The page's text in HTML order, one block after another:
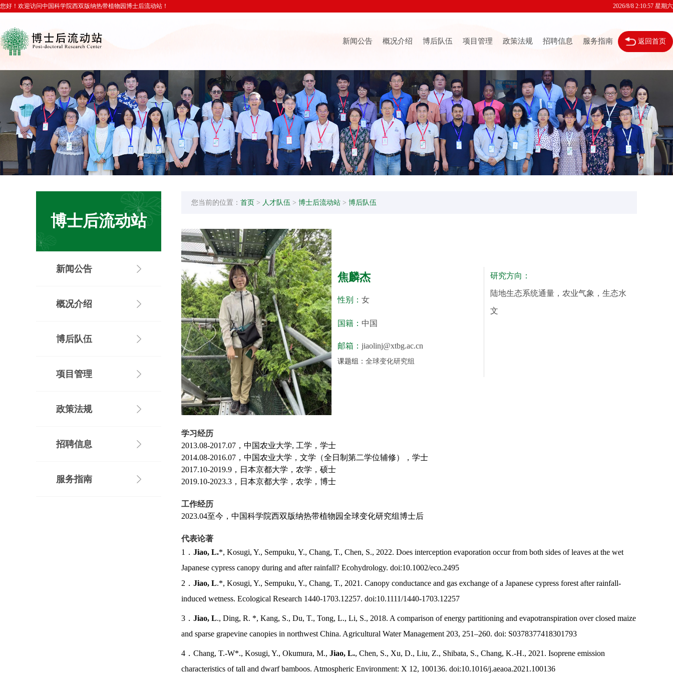
您好！欢迎访问中国科学院西双版纳热带植物园博士后流动站！ 2026/8/8 2:10:58 星期六
新闻公告 概况介绍 博后队伍 项目管理 政策法规 招聘信息 服务指南 返回首页
博士后流动站
新闻公告
概况介绍
博后队伍
项目管理
政策法规
招聘信息
服务指南
您当前的位置： 首页 > 人才队伍 > 博士后流动站 > 博后队伍
焦麟杰
性别： 女
国籍： 中国
邮箱： jiaolinj@xtbg.ac.cn
课题组： 全球变化研究组
研究方向：
陆地生态系统通量，农业气象，生态水
文
学习经历
2013.08-2017.07 ，中国农业大学, 工学，学士
2014.08-2016.07 ，中国农业大学，文学（全日制第二学位辅修），学士
2017.10-2019.9 ，日本京都大学，农学，硕士
2019.10-2023.3 ，日本京都大学，农学，博士
工作经历
2023.04至今，中国科学院西双版纳热带植物园全球变化研究组博士后
代表论著
1 ． Jiao, L.*, Kosugi, Y., Sempuku, Y., Chang, T., Chen, S., 2022. Does interception evaporation occur from both sides of leaves at the wet
Japanese cypress canopy during and after rainfall? Ecohydrology. doi:10.1002/eco.2495
2 ． Jiao, L.*, Kosugi, Y., Sempuku, Y., Chang, T., 2021. Canopy conductance and gas exchange of a Japanese cypress forest after rainfall‐
induced wetness. Ecological Research 1440-1703.12257. doi:10.1111/1440-1703.12257
3 ． Jiao, L., Ding, R. *, Kang, S., Du, T., Tong, L., Li, S., 2018. A comparison of energy partitioning and evapotranspiration over closed maize
and sparse grapevine canopies in northwest China. Agricultural Water Management 203, 251–260. doi: S0378377418301793
4 ． Chang, T.-W*., Kosugi, Y., Okumura, M., Jiao, L., Chen, S., Xu, D., Liu, Z., Shibata, S., Chang, K.-H., 2021. Isoprene emission
characteristics of tall and dwarf bamboos. Atmospheric Environment: X 12, 100136. doi:10.1016/j.aeaoa.2021.100136